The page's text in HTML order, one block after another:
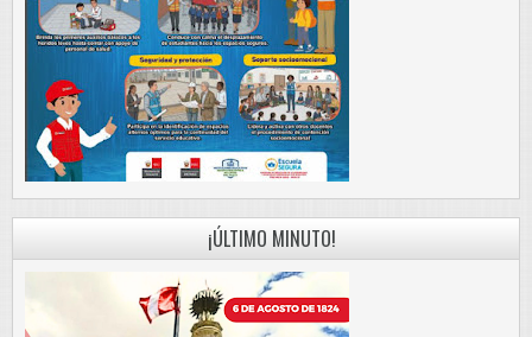
¡ÚLTIMO MINUTO!